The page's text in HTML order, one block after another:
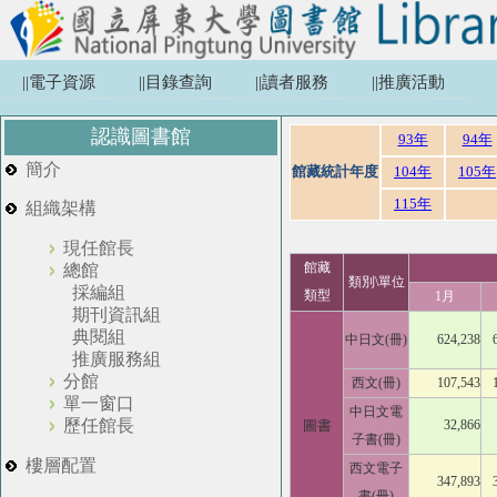
||電子資源 ||目錄查詢 ||讀者服務 ||推廣活動
認識圖書館
簡介
組織架構
現任館長
總館
採編組
期刊資訊組
典閱組
推廣服務組
分館
單一窗口
歷任館長
樓層配置
館藏統計年度
93年
94年
104年
105年
115年
館藏
類型
類別\單位
1月
圖書
中日文(冊) 624,238
西文(冊) 107,543
中日文電
子書(冊)
32,866
西文電子
347,893